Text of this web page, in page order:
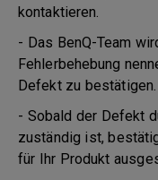
kontaktieren.
- Das BenQ-Team
Fehlerbehebung
Defekt zu bestätigen.
- Sobald der Defekt
zuständig ist,
für Ihr Produkt